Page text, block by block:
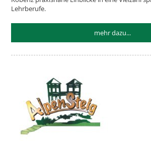
Lehrberufe.
mehr dazu...